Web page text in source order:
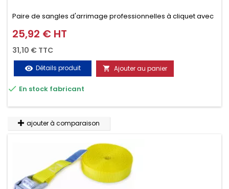
Paire de sangles d'arrimage professionnelles à cliquet avec
crochet en 2 parties (4.5M + 0.5M / 400daN), simple et rapide
d'utilisation. Permet d'arrimer et de sécuriser
vos chargements pendant le transport. Matière polyester
très résistante aux UV et aux variations de températures,
n'absorbe pas l'eau.
Prix
25,92 € HT
31,10 € TTC
visibility Détails produit  Ajouter au panier
 En stock fabricant
ajouter à comparaison